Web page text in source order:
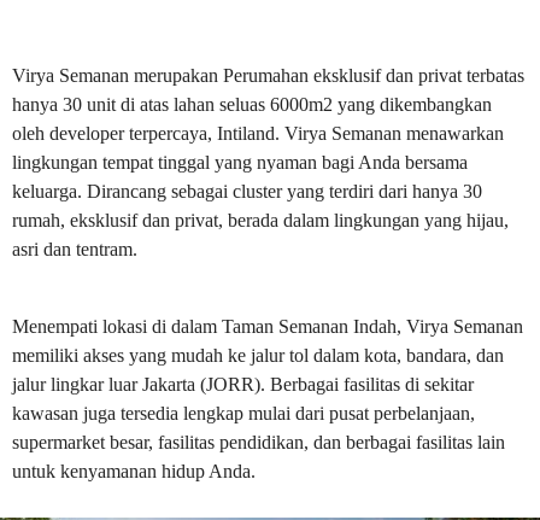
Virya Semanan merupakan Perumahan eksklusif dan privat terbatas
hanya 30 unit di atas lahan seluas 6000m2 yang dikembangkan
oleh developer terpercaya, Intiland. Virya Semanan menawarkan
lingkungan tempat tinggal yang nyaman bagi Anda bersama
keluarga. Dirancang sebagai cluster yang terdiri dari hanya 30
rumah, eksklusif dan privat, berada dalam lingkungan yang hijau,
asri dan tentram.
Menempati lokasi di dalam Taman Semanan Indah, Virya Semanan
memiliki akses yang mudah ke jalur tol dalam kota, bandara, dan
jalur lingkar luar Jakarta (JORR). Berbagai fasilitas di sekitar
kawasan juga tersedia lengkap mulai dari pusat perbelanjaan,
supermarket besar, fasilitas pendidikan, dan berbagai fasilitas lain
untuk kenyamanan hidup Anda.